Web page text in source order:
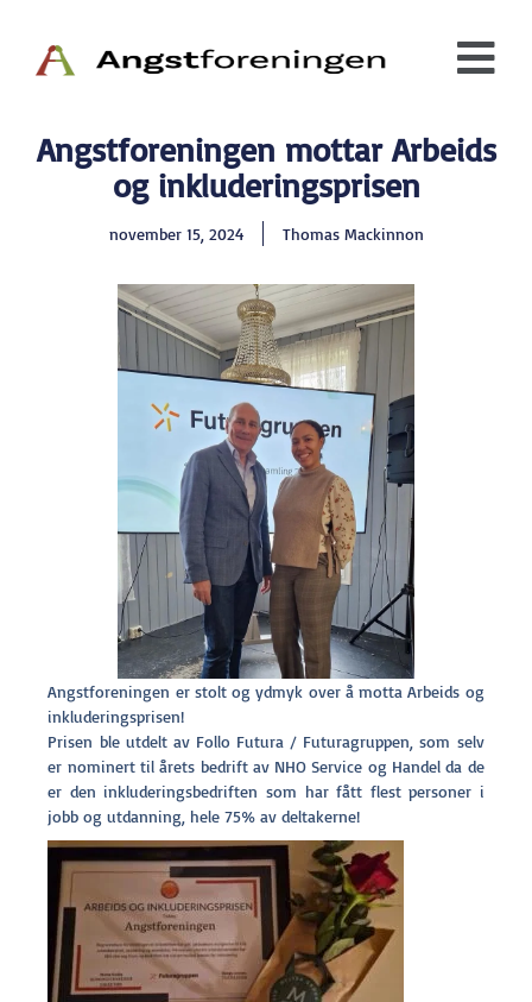
Angstforeningen mottar Arbeids
og inkluderingsprisen
november 15, 2024 Thomas Mackinnon
Angstforeningen er stolt og ydmyk over å motta Arbeids og
inkluderingsprisen!
Prisen ble utdelt av Follo Futura / Futuragruppen, som selv
er nominert til årets bedrift av NHO Service og Handel da de
er den inkluderingsbedriften som har fått flest personer i
jobb og utdanning, hele 75% av deltakerne!